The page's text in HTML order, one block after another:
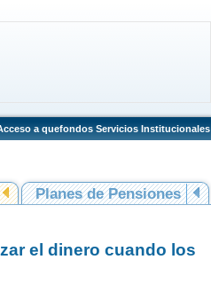
a quefondos Servicios Institucionales
Planes de Pensiones
el dinero cuando los